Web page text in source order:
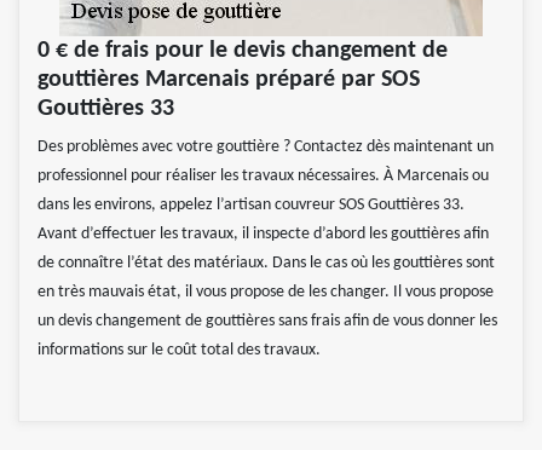
0 € de frais pour le devis changement de
gouttières Marcenais préparé par SOS
Gouttières 33
Des problèmes avec votre gouttière ? Contactez dès maintenant un
professionnel pour réaliser les travaux nécessaires. À Marcenais ou
dans les environs, appelez l’artisan couvreur SOS Gouttières 33.
Avant d’effectuer les travaux, il inspecte d’abord les gouttières afin
de connaître l’état des matériaux. Dans le cas où les gouttières sont
en très mauvais état, il vous propose de les changer. Il vous propose
un devis changement de gouttières sans frais afin de vous donner les
informations sur le coût total des travaux.